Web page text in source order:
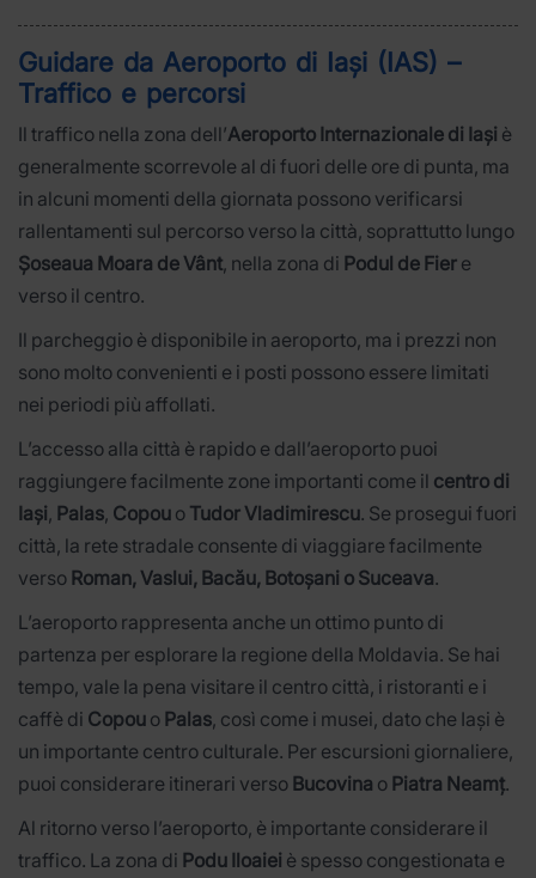
Guidare da Aeroporto di Iași (IAS) –
Traffico e percorsi
Il traffico nella zona dell’Aeroporto Internazionale di Iași è
generalmente scorrevole al di fuori delle ore di punta, ma
in alcuni momenti della giornata possono verificarsi
rallentamenti sul percorso verso la città, soprattutto lungo
Șoseaua Moara de Vânt, nella zona di Podul de Fier e
verso il centro.
Il parcheggio è disponibile in aeroporto, ma i prezzi non
sono molto convenienti e i posti possono essere limitati
nei periodi più affollati.
L’accesso alla città è rapido e dall’aeroporto puoi
raggiungere facilmente zone importanti come il centro di
Iași, Palas, Copou o Tudor Vladimirescu. Se prosegui fuori
città, la rete stradale consente di viaggiare facilmente
verso Roman, Vaslui, Bacău, Botoșani o Suceava.
L’aeroporto rappresenta anche un ottimo punto di
partenza per esplorare la regione della Moldavia. Se hai
tempo, vale la pena visitare il centro città, i ristoranti e i
caffè di Copou o Palas, così come i musei, dato che Iași è
un importante centro culturale. Per escursioni giornaliere,
puoi considerare itinerari verso Bucovina o Piatra Neamț.
Al ritorno verso l’aeroporto, è importante considerare il
traffico. La zona di Podu Iloaiei è spesso congestionata e